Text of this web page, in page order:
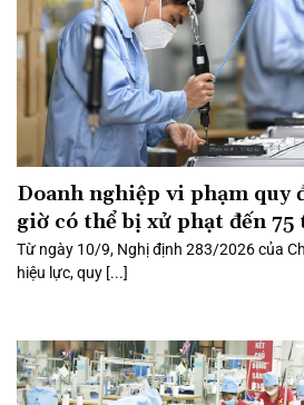
Doanh nghiệp vi phạm quy
giờ có thể bị xử phạt đến
Từ ngày 10/9, Nghị định 283/2026 của
hiệu lực, quy [...]